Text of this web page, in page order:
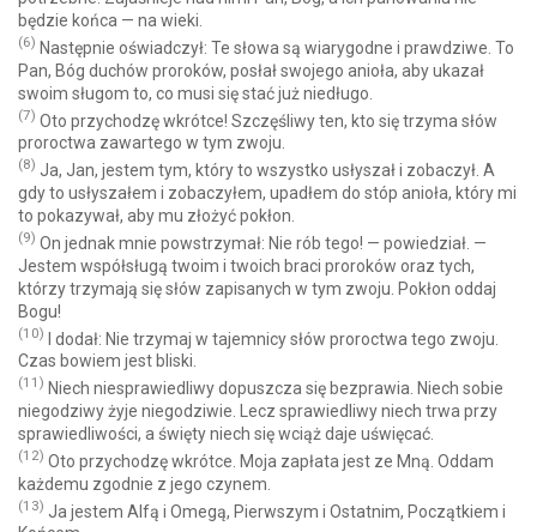
będzie końca — na wieki.
(6) Następnie oświadczył: Te słowa są wiarygodne i prawdziwe. To
Pan, Bóg duchów proroków, posłał swojego anioła, aby ukazał
swoim sługom to, co musi się stać już niedługo.
(7) Oto przychodzę wkrótce! Szczęśliwy ten, kto się trzyma słów
proroctwa zawartego w tym zwoju.
(8) Ja, Jan, jestem tym, który to wszystko usłyszał i zobaczył. A
gdy to usłyszałem i zobaczyłem, upadłem do stóp anioła, który mi
to pokazywał, aby mu złożyć pokłon.
(9) On jednak mnie powstrzymał: Nie rób tego! — powiedział. —
Jestem współsługą twoim i twoich braci proroków oraz tych,
którzy trzymają się słów zapisanych w tym zwoju. Pokłon oddaj
Bogu!
(10) I dodał: Nie trzymaj w tajemnicy słów proroctwa tego zwoju.
Czas bowiem jest bliski.
(11) Niech niesprawiedliwy dopuszcza się bezprawia. Niech sobie
niegodziwy żyje niegodziwie. Lecz sprawiedliwy niech trwa przy
sprawiedliwości, a święty niech się wciąż daje uświęcać.
(12) Oto przychodzę wkrótce. Moja zapłata jest ze Mną. Oddam
każdemu zgodnie z jego czynem.
(13) Ja jestem Alfą i Omegą, Pierwszym i Ostatnim, Początkiem i